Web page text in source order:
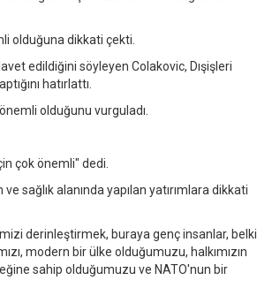
olduğuna dikkati çekti.
edildiğini söyleyen Colakovic, Dışişleri
hatırlattı.
olduğunu vurguladı.
çok önemli" dedi.
sağlık alanında yapılan yatırımlara dikkati
derinleştirmek, buraya genç insanlar, belki
modern bir ülke olduğumuzu, halkımızın
sahip olduğumuzu ve NATO'nun bir